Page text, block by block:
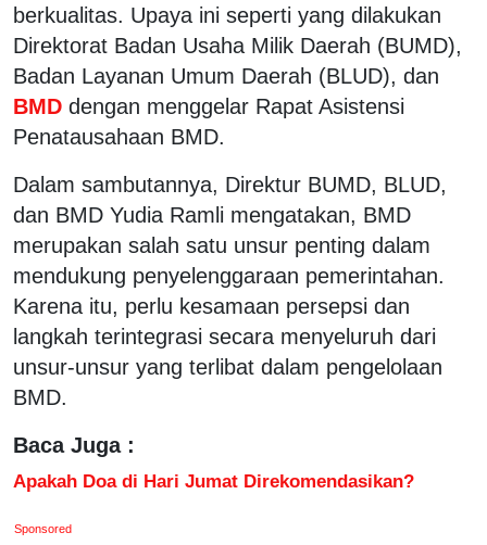
berkualitas. Upaya ini seperti yang dilakukan
Direktorat Badan Usaha Milik Daerah (BUMD),
Badan Layanan Umum Daerah (BLUD), dan
BMD dengan menggelar Rapat Asistensi
Penatausahaan BMD.
Dalam sambutannya, Direktur BUMD, BLUD,
dan BMD Yudia Ramli mengatakan, BMD
merupakan salah satu unsur penting dalam
mendukung penyelenggaraan pemerintahan.
Karena itu, perlu kesamaan persepsi dan
langkah terintegrasi secara menyeluruh dari
unsur-unsur yang terlibat dalam pengelolaan
BMD.
Baca Juga :
Apakah Doa di Hari Jumat Direkomendasikan?
Sponsored